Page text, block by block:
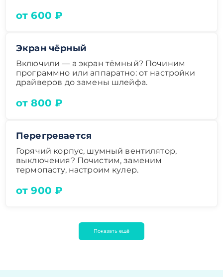
от 600 ₽
Экран чёрный
Включили — а экран тёмный? Починим
программно или аппаратно: от настройки
драйверов до замены шлейфа.
от 800 ₽
Перегревается
Горячий корпус, шумный вентилятор,
выключения? Почистим, заменим
термопасту, настроим кулер.
от 900 ₽
Показать ещё